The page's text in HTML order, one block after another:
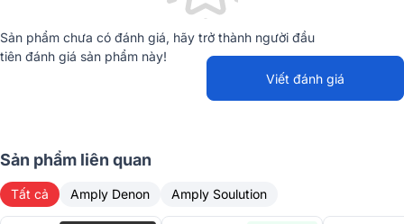
Đặc điểm nổi bật của Amply Soulution 330
Amply Soulution 330 sở hữu chất lượng rất cao, cực kì tinh
Khung vỏ của máy được làm từ kim loại cao cấp có màu trắng
Trang bị cấu trúc mạch độc lập, riêng biệt cho từng thành
phần khác nhau cho chất lượng âm thanh tốt nhất.
Trang bị công nghệ khuếch đại của dòng Series 5 cao cấp
Sản phẩm chưa có đánh giá, hãy trở thành người đầu
tiên đánh giá sản phẩm này!
Viết đánh giá
Sản phẩm liên quan
Tất cả Amply Denon Amply Soulution